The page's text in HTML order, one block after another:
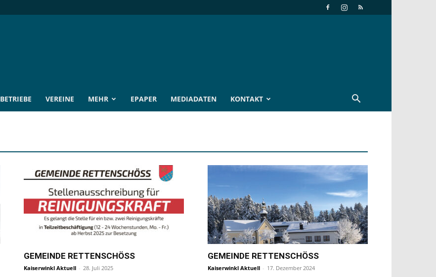
BETRIEBE VEREINE MEHR EPAPER MEDIADATEN KONTAKT
GEMEINDE RETTENSCHÖSS
Kaiserwinkl Aktuell - 28. Juli 2025
GEMEINDE RETTENSCHÖSS
Kaiserwinkl Aktuell - 17. Dezember 2024